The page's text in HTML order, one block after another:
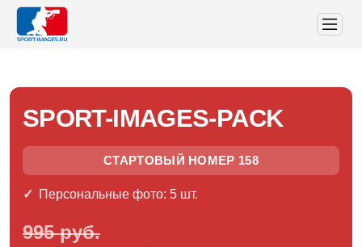
SPORT-IMAGES-PACK
СТАРТОВЫЙ НОМЕР 158
Персональные фото: 5 шт.
995 руб.